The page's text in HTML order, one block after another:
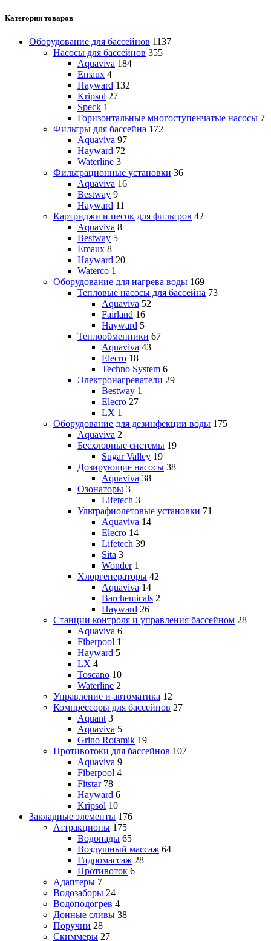
Категории товаров
Оборудование для бассейнов 1137
Насосы для бассейнов 355
Aquaviva 184
Emaux 4
Hayward 132
Kripsol 27
Speck 1
Горизонтальные многоступенчатые насосы 7
Фильтры для бассейна 172
Aquaviva 97
Hayward 72
Waterline 3
Фильтрационные установки 36
Aquaviva 16
Bestway 9
Hayward 11
Картриджи и песок для фильтров 42
Aquaviva 8
Bestway 5
Emaux 8
Hayward 20
Waterco 1
Оборудование для нагрева воды 169
Тепловые насосы для бассейна 73
Aquaviva 52
Fairland 16
Hayward 5
Теплообменники 67
Aquaviva 43
Elecro 18
Techno System 6
Электронагреватели 29
Bestway 1
Elecro 27
LX 1
Оборудование для дезинфекции воды 175
Aquaviva 2
Бесхлорные системы 19
Sugar Valley 19
Дозирующие насосы 38
Aquaviva 38
Озонаторы 3
Lifetech 3
Ультрафиолетовые установки 71
Aquaviva 14
Elecro 14
Lifetech 39
Sita 3
Wonder 1
Хлоргенераторы 42
Aquaviva 14
Barchemicals 2
Hayward 26
Станции контроля и управления бассейном 28
Aquaviva 6
Fiberpool 1
Hayward 5
LX 4
Toscano 10
Waterline 2
Управление и автоматика 12
Компрессоры для бассейнов 27
Aquant 3
Aquaviva 5
Grino Rotamik 19
Противотоки для бассейнов 107
Aquaviva 9
Fiberpool 4
Fitstar 78
Hayward 6
Kripsol 10
Закладные элементы 176
Аттракционы 175
Водопады 65
Воздушный массаж 64
Гидромассаж 28
Противоток 6
Адаптеры 7
Водозаборы 24
Водоподогрев 4
Донные сливы 38
Поручни 28
Скиммеры 27